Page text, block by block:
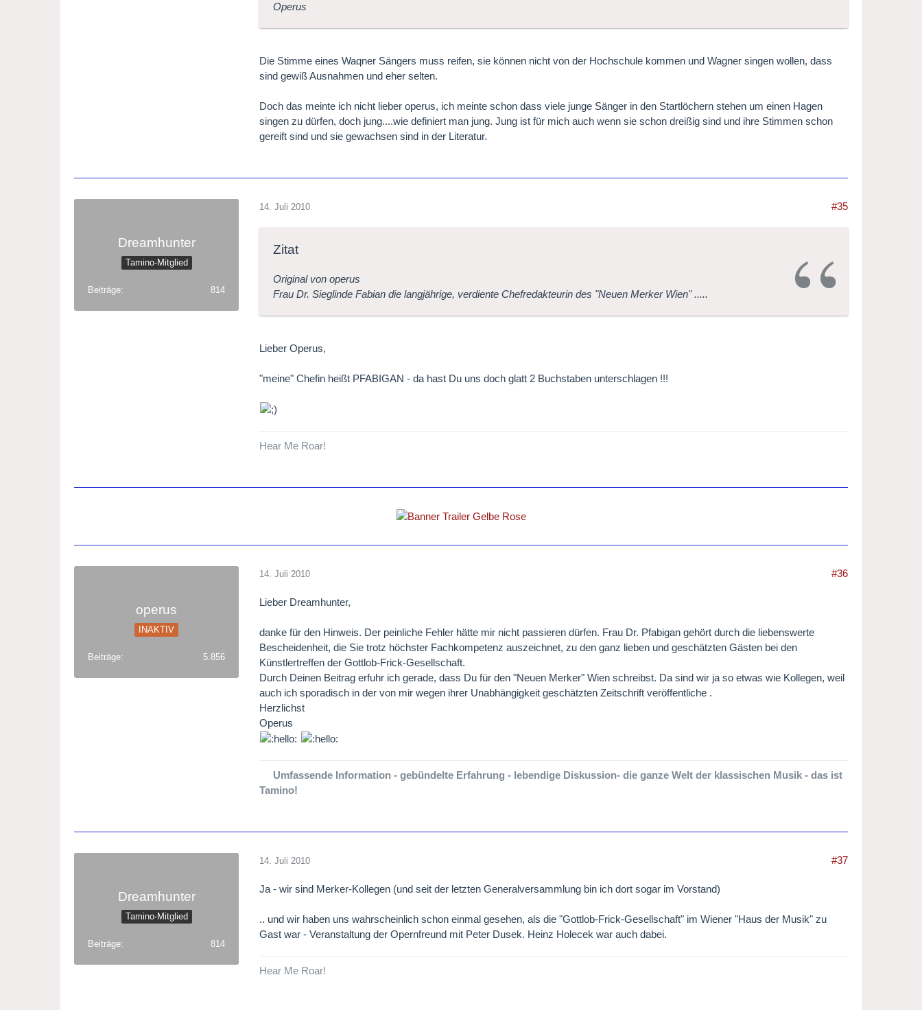
Operus
Die Stimme eines Waqner Sängers muss reifen, sie können nicht von der Hochschule kommen und Wagner singen wollen, dass
sind gewiß Ausnahmen und eher selten.
Doch das meinte ich nicht lieber operus, ich meinte schon dass viele junge Sänger in den Startlöchern stehen um einen Hagen
singen zu dürfen, doch jung....wie definiert man jung. Jung ist für mich auch wenn sie schon dreißig sind und ihre Stimmen schon
gereift sind und sie gewachsen sind in der Literatur.
Dreamhunter
Tamino-Mitglied
Beiträge 814
14. Juli 2010 #35
Zitat
Original von operus
Frau Dr. Sieglinde Fabian die langjährige, verdiente Chefredakteurin des "Neuen Merker Wien" .....
Lieber Operus,
"meine" Chefin heißt PFABIGAN - da hast Du uns doch glatt 2 Buchstaben unterschlagen !!!
Hear Me Roar!
operus
INAKTIV
Beiträge 5.856
14. Juli 2010 #36
Lieber Dreamhunter,
danke für den Hinweis. Der peinliche Fehler hätte mir nicht passieren dürfen. Frau Dr. Pfabigan gehört durch die liebenswerte
Bescheidenheit, die Sie trotz höchster Fachkompetenz auszeichnet, zu den ganz lieben und geschätzten Gästen bei den
Künstlertreffen der Gottlob-Frick-Gesellschaft.
Durch Deinen Beitrag erfuhr ich gerade, dass Du für den "Neuen Merker" Wien schreibst. Da sind wir ja so etwas wie Kollegen, weil
auch ich sporadisch in der von mir wegen ihrer Unabhängigkeit geschätzten Zeitschrift veröffentliche .
Herzlichst
Operus
Umfassende Information - gebündelte Erfahrung - lebendige Diskussion- die ganze Welt der klassischen Musik - das ist
Tamino!
Dreamhunter
Tamino-Mitglied
Beiträge 814
14. Juli 2010 #37
Ja - wir sind Merker-Kollegen (und seit der letzten Generalversammlung bin ich dort sogar im Vorstand)
.. und wir haben uns wahrscheinlich schon einmal gesehen, als die "Gottlob-Frick-Gesellschaft" im Wiener "Haus der Musik" zu
Gast war - Veranstaltung der Opernfreund mit Peter Dusek. Heinz Holecek war auch dabei.
Hear Me Roar!